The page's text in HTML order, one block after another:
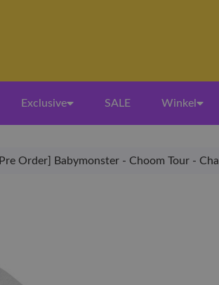
Exclusive SALE Winkel
[Pre Order] Babymonster - Choom Tour -